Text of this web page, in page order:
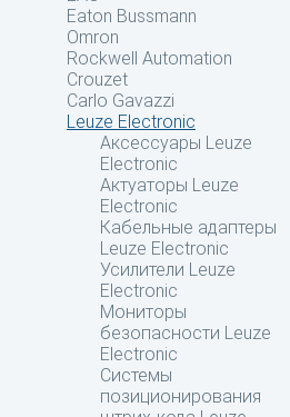
Eaton Bussmann
Omron
Rockwell Automation
Crouzet
Carlo Gavazzi
Leuze Electronic
Аксессуары Leuze
Electronic
Актуаторы Leuze
Electronic
Кабельные адаптеры
Leuze Electronic
Усилители Leuze
Electronic
Мониторы
безопасности Leuze
Electronic
Системы
позиционирования